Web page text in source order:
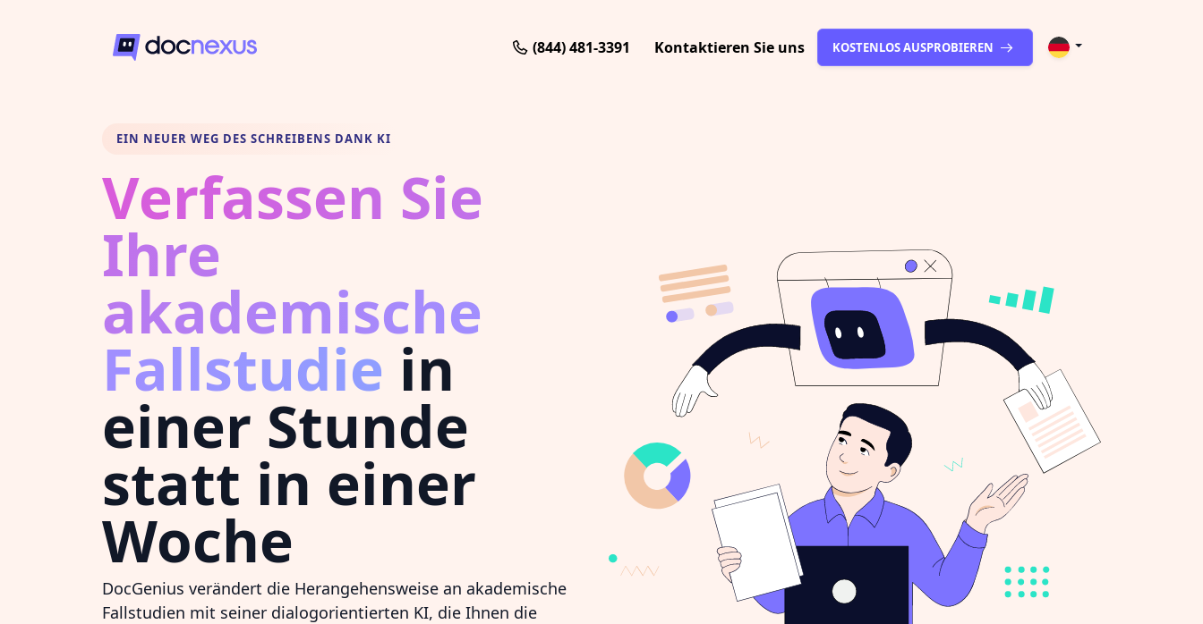
(844) 481-3391 Kontaktieren Sie uns KOSTENLOS AUSPROBIEREN
EIN NEUER WEG DES SCHREIBENS DANK KI
Verfassen Sie
Ihre
akademische
Fallstudie in
einer Stunde
statt in einer
Woche
DocGenius verändert die Herangehensweise an akademische
Fallstudien mit seiner dialogorientierten KI, die Ihnen die